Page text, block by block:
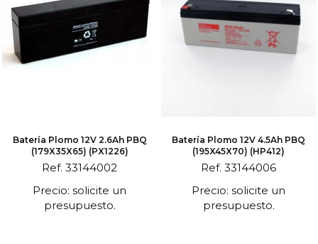
Batería Plomo 12V 2.6Ah PBQ
(179X35X65) (PX1226)
Ref. 33144002
Precio: solicite un
presupuesto.
Batería Plomo 12V 4.5Ah PBQ
(195X45X70) (HP412)
Ref. 33144006
Precio: solicite un
presupuesto.